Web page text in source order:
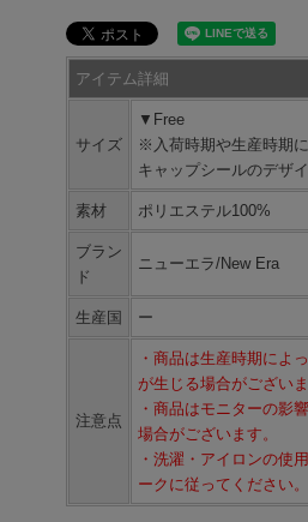
アイテム詳細
サイズ
▼Free
※入荷時期や生産時期
キャップシールのデザ
素材 ポリエステル100%
ブラン
ド
ニューエラ/New Era
生産国 ー
注意点
・商品は生産時期によ
が生じる場合がございま
・商品はモニターの影
場合がございます。
・洗濯・アイロンの使
ークに従ってください。